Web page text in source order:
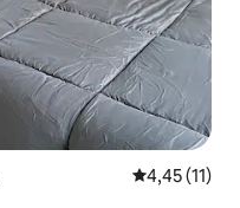
Nilai rata-
4,45 (11)